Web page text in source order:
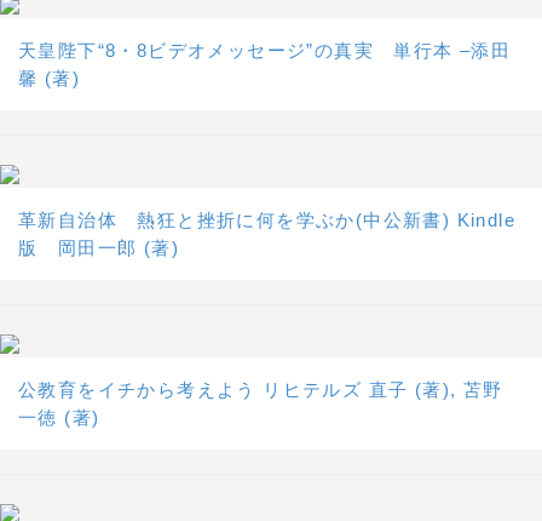
天皇陛下“8・8ビデオメッセージ”の真実 単行本 –添田
馨 (著)
革新自治体 熱狂と挫折に何を学ぶか(中公新書) Kindle
版 岡田一郎 (著)
公教育をイチから考えよう リヒテルズ 直子 (著), 苫野
一徳 (著)